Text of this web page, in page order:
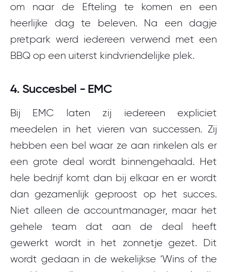
om naar de Efteling te komen en een
heerlijke dag te beleven. Na een dagje
pretpark werd iedereen verwend met een
BBQ op een uiterst kindvriendelijke plek.
4. Succesbel - EMC
Bij EMC laten zij iedereen expliciet
meedelen in het vieren van successen. Zij
hebben een bel waar ze aan rinkelen als er
een grote deal wordt binnengehaald. Het
hele bedrijf komt dan bij elkaar en er wordt
dan gezamenlijk geproost op het succes.
Niet alleen de accountmanager, maar het
gehele team dat aan de deal heeft
gewerkt wordt in het zonnetje gezet. Dit
wordt gedaan in de wekelijkse ‘Wins of the